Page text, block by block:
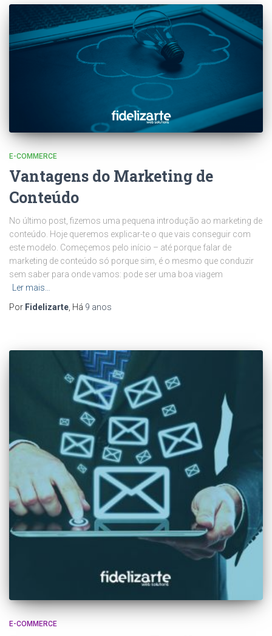
E-COMMERCE
Vantagens do Marketing de
Conteúdo
No último post, fizemos uma pequena introdução ao marketing de
conteúdo. Hoje queremos explicar-te o que vais conseguir com
este modelo. Começemos pelo início – até porque falar de
marketing de conteúdo só porque sim, é o mesmo que conduzir
sem saber para onde vamos: pode ser uma boa viagem
Ler mais…
Por Fidelizarte , Há 9 anos
E-COMMERCE